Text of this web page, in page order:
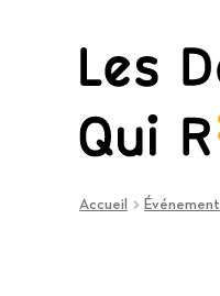
navigation
contenu
Accueil Événement